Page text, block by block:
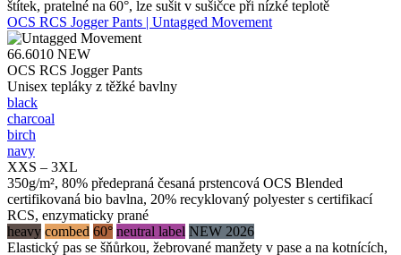
štítek, pratelné na 60°, lze sušit v sušičce při nízké teplotě
OCS RCS Jogger Pants | Untagged Movement
66.6010 NEW
OCS RCS Jogger Pants
Unisex tepláky z těžké bavlny
black
charcoal
birch
navy
XXS – 3XL
350g/m², 80% předepraná česaná prstencová OCS Blended
certifikovaná bio bavlna, 20% recyklovaný polyester s certifikací
RCS, enzymaticky prané
heavy combed 60° neutral label NEW 2026
Elastický pas se šňůrkou, žebrované manžety v pase a na kotnících,